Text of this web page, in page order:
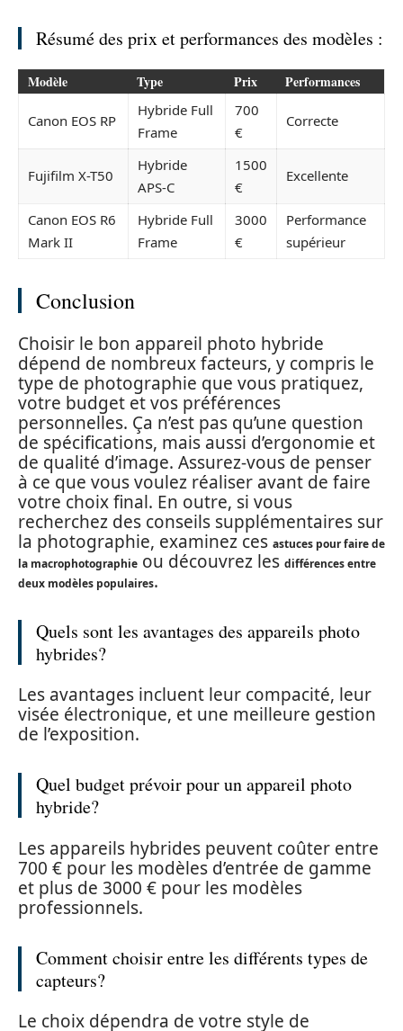
Résumé des prix et performances des modèles :
Modèle Type Prix Performances
Canon EOS RP
Hybride Full
Frame
700
€
Correcte
Fujifilm X-T50
Hybride
APS-C
1500
€
Excellente
Canon EOS R6
Mark II
Hybride Full
Frame
3000
€
Performance
supérieur
Conclusion
Choisir le bon appareil photo hybride
dépend de nombreux facteurs, y compris le
type de photographie que vous pratiquez,
votre budget et vos préférences
personnelles. Ça n’est pas qu’une question
de spécifications, mais aussi d’ergonomie et
de qualité d’image. Assurez-vous de penser
à ce que vous voulez réaliser avant de faire
votre choix final. En outre, si vous
recherchez des conseils supplémentaires sur
la photographie, examinez ces astuces pour faire de
la macrophotographie ou découvrez les différences entre
deux modèles populaires.
Quels sont les avantages des appareils photo
hybrides?
Les avantages incluent leur compacité, leur
visée électronique, et une meilleure gestion
de l’exposition.
Quel budget prévoir pour un appareil photo
hybride?
Les appareils hybrides peuvent coûter entre
700 € pour les modèles d’entrée de gamme
et plus de 3000 € pour les modèles
professionnels.
Comment choisir entre les différents types de
capteurs?
Le choix dépendra de votre style de